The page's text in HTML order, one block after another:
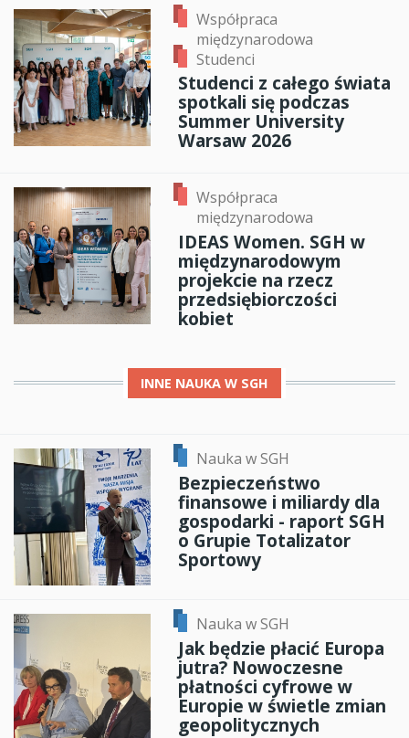
Współpraca
międzynarodowa
Studenci
Studenci z całego świata
spotkali się podczas
Summer University
Warsaw 2026
Współpraca
międzynarodowa
IDEAS Women. SGH w
międzynarodowym
projekcie na rzecz
przedsiębiorczości
kobiet
INNE NAUKA W SGH
Nauka w SGH
Bezpieczeństwo
finansowe i miliardy dla
gospodarki - raport SGH
o Grupie Totalizator
Sportowy
Nauka w SGH
Jak będzie płacić Europa
jutra? Nowoczesne
płatności cyfrowe w
Europie w świetle zmian
geopolitycznych